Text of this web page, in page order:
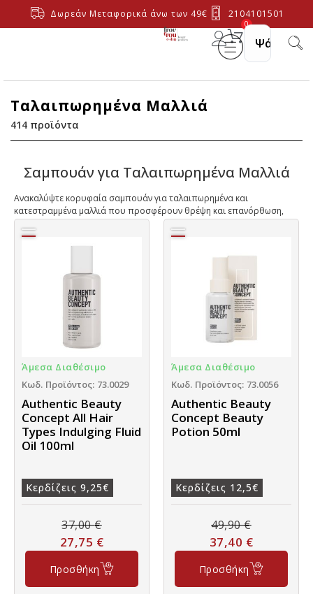
Δωρεάν Μεταφορικά άνω των 49€ 2104101501
0
Ταλαιπωρημένα Μαλλιά
414 προϊόντα
Σαμπουάν για Ταλαιπωρημένα Μαλλιά
Ανακαλύψτε κορυφαία σαμπουάν για ταλαιπωρημένα και
κατεστραμμένα μαλλιά που προσφέρουν θρέψη και επανόρθωση,
στις καλύτερες τιμές.
Άμεσα Διαθέσιμο
Κωδ. Προϊόντος: 73.0029
Authentic Beauty
Concept All Hair
Types Indulging Fluid
Oil 100ml
Κερδίζεις 9,25€
37,00€
27,75 €
Προσθήκη
Άμεσα Διαθέσιμο
Κωδ. Προϊόντος: 73.0056
Authentic Beauty
Concept Beauty
Potion 50ml
Κερδίζεις 12,5€
49,90€
37,40 €
Προσθήκη